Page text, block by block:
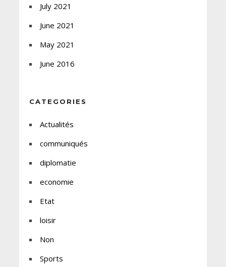
July 2021
June 2021
May 2021
June 2016
CATEGORIES
Actualités
communiqués
diplomatie
economie
Etat
loisir
Non
Sports